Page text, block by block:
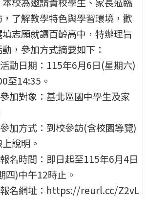
，了解教學特色與學習環境，歡
填志願就讀百齡高中，特辦理旨
，參加方式摘要如下：
動日期：115年6月6日(星期六)
至14:35。
加對象：基北區國中學生及家
加方式：到校參訪(含校園導覽)
說明。
名時間：即日起至115年6月4日
四)中午12時止。
名網址：https://reurl.cc/Z2vL